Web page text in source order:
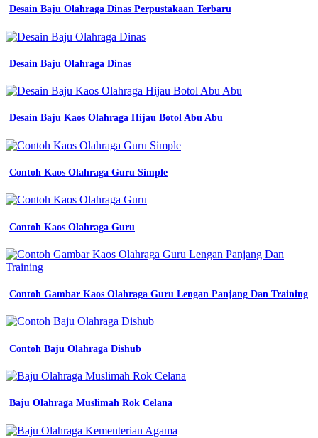
-
Desain
Lapangan
Smk
Otomotif
-
Baju
Almamater
-
Jersey
Desain Baju Olahraga Dinas Perpustakaan Terbaru
Desain Baju Olahraga Dinas
Desain Baju Kaos Olahraga Hijau Botol Abu Abu
Contoh Kaos Olahraga Guru Simple
Contoh Kaos Olahraga Guru
Contoh Gambar Kaos Olahraga Guru Lengan Panjang Dan Training
Contoh Baju Olahraga Dishub
Baju Olahraga Muslimah Rok Celana